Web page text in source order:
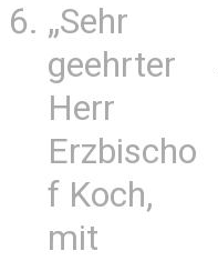
„Sehr
geehrter
Herr
Erzbischo
f Koch,
mit